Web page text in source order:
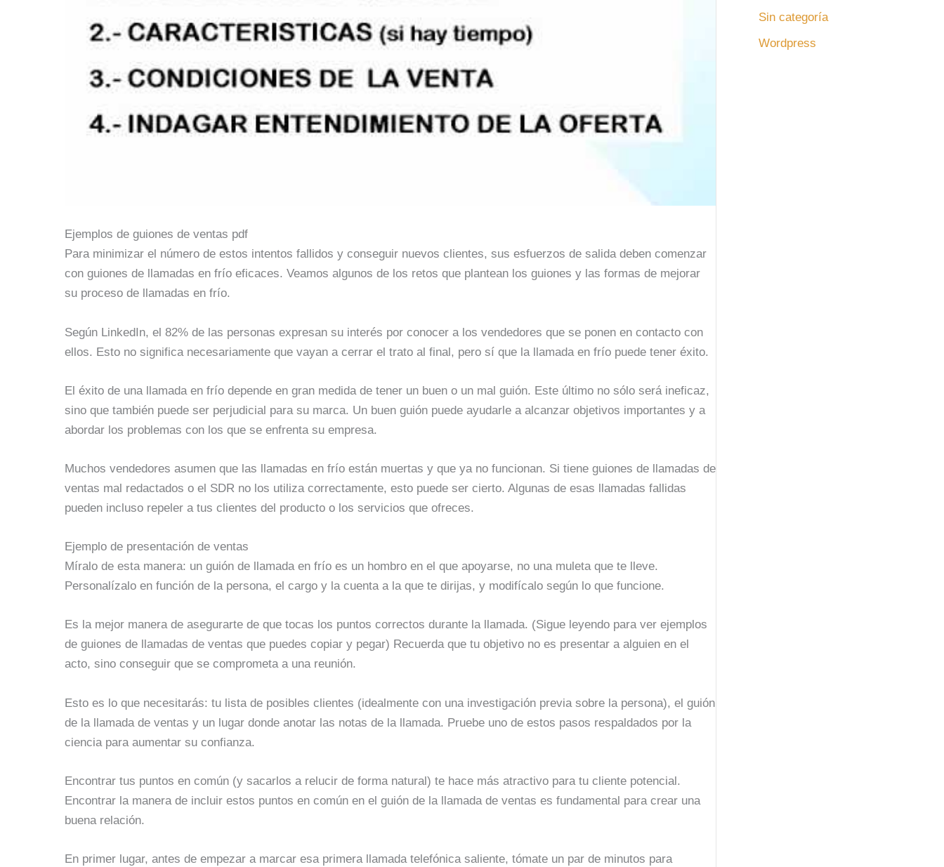
Ejemplos de guiones de ventas pdf
Para minimizar el número de estos intentos fallidos y conseguir nuevos clientes, sus esfuerzos de salida deben comenzar
con guiones de llamadas en frío eficaces. Veamos algunos de los retos que plantean los guiones y las formas de mejorar
su proceso de llamadas en frío.
Según LinkedIn, el 82% de las personas expresan su interés por conocer a los vendedores que se ponen en contacto con
ellos. Esto no significa necesariamente que vayan a cerrar el trato al final, pero sí que la llamada en frío puede tener éxito.
El éxito de una llamada en frío depende en gran medida de tener un buen o un mal guión. Este último no sólo será ineficaz,
sino que también puede ser perjudicial para su marca. Un buen guión puede ayudarle a alcanzar objetivos importantes y a
abordar los problemas con los que se enfrenta su empresa.
Muchos vendedores asumen que las llamadas en frío están muertas y que ya no funcionan. Si tiene guiones de llamadas de
ventas mal redactados o el SDR no los utiliza correctamente, esto puede ser cierto. Algunas de esas llamadas fallidas
pueden incluso repeler a tus clientes del producto o los servicios que ofreces.
Ejemplo de presentación de ventas
Míralo de esta manera: un guión de llamada en frío es un hombro en el que apoyarse, no una muleta que te lleve.
Personalízalo en función de la persona, el cargo y la cuenta a la que te dirijas, y modifícalo según lo que funcione.
Es la mejor manera de asegurarte de que tocas los puntos correctos durante la llamada. (Sigue leyendo para ver ejemplos
de guiones de llamadas de ventas que puedes copiar y pegar) Recuerda que tu objetivo no es presentar a alguien en el
acto, sino conseguir que se comprometa a una reunión.
Esto es lo que necesitarás: tu lista de posibles clientes (idealmente con una investigación previa sobre la persona), el guión
de la llamada de ventas y un lugar donde anotar las notas de la llamada. Pruebe uno de estos pasos respaldados por la
ciencia para aumentar su confianza.
Encontrar tus puntos en común (y sacarlos a relucir de forma natural) te hace más atractivo para tu cliente potencial.
Encontrar la manera de incluir estos puntos en común en el guión de la llamada de ventas es fundamental para crear una
buena relación.
En primer lugar, antes de empezar a marcar esa primera llamada telefónica saliente, tómate un par de minutos para
Sin categoría
Wordpress